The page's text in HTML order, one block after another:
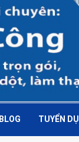
BLOG TUYỂN